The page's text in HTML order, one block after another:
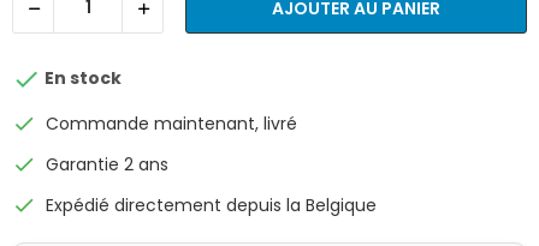
AJOUTER AU PANIER
 En stock
check Commande maintenant, livré
check Garantie 2 ans
check Expédié directement depuis la Belgique